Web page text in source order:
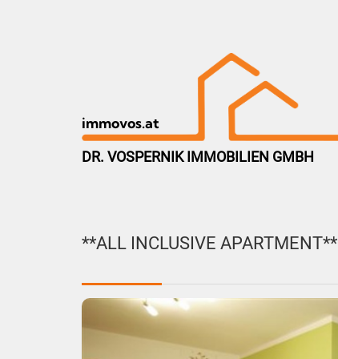
immovos.at
DR. VOSPERNIK IMMOBILIEN GMBH
**ALL INCLUSIVE APARTMENT**